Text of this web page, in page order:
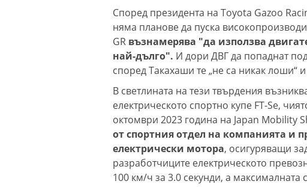
Според президента на Toyota Gazoo
няма планове да пуска
GR възнамерява "да използва
най-дълго". И дори ДВГ да попаднат
според Такахаши те „не са никак лоши“
В светлината на тези твърдения
електрическото спортно купе FT-Se,
октомври 2023 година на Japan Mobility
от спортния отдел на компанията и
електрически мотора, осигуряващи
разработчиците електрическото
100 км/ч за 3.0 секунди, а максималната